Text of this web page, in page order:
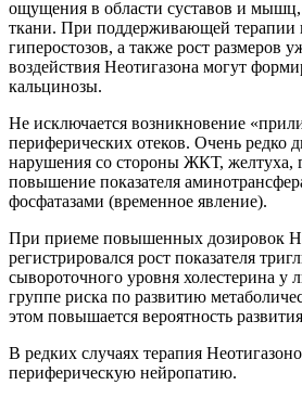
ощущения в области суставов и мышц,
ткани. При поддерживающей терапии
гиперостозов, а также рост
воздействия Неотигазона могут
кальцинозы.
Не исключается возникновение
периферических отеков. Очень редко
нарушения со стороны ЖКТ, желтуха,
повышение показателя
фосфатазами (временное явление).
При приеме повышенных дозировок
регистрировался рост показателя
сывороточного уровня холестерина
группе риска по развитию
этом повышается вероятность
В редких случаях терапия
периферическую нейропатию.